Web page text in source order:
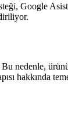
Google
hakkında